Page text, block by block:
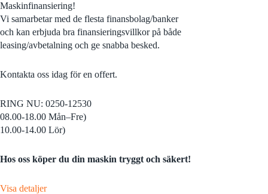
Maskinfinansiering!
Vi samarbetar med de flesta finansbolag/banker
och kan erbjuda bra finansieringsvillkor på både
leasing/avbetalning och ge snabba besked.
Kontakta oss idag för en offert.
RING NU: 0250-12530
08.00-18.00 Mån–Fre)
10.00-14.00 Lör)
Hos oss köper du din maskin tryggt och säkert!
Visa detaljer